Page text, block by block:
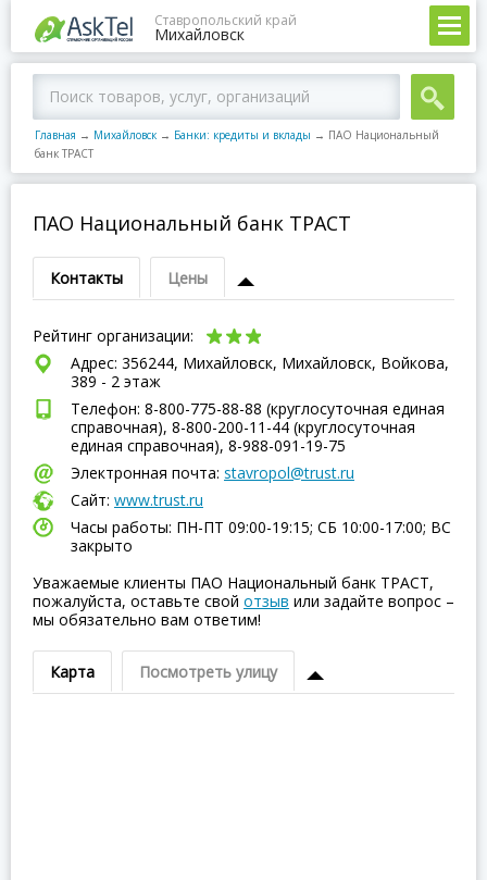
Ставропольский край
Михайловск
Главная → Михайловск → Банки: кредиты и вклады → ПАО Национальный
банк ТРАСТ
ПАО Национальный банк ТРАСТ
Контакты Цены
Рейтинг организации:
Адрес: 356244, Михайловск, Михайловск, Войкова,
389 - 2 этаж
Телефон: 8-800-775-88-88 (круглосуточная единая
справочная), 8-800-200-11-44 (круглосуточная
единая справочная), 8-988-091-19-75
Электронная почта: stavropol@trust.ru
Сайт: www.trust.ru
Часы работы: ПН-ПТ 09:00-19:15; СБ 10:00-17:00; ВC
закрыто
Уважаемые клиенты ПАО Национальный банк ТРАСТ,
пожалуйста, оставьте свой отзыв или задайте вопрос –
мы обязательно вам ответим!
Карта Посмотреть улицу